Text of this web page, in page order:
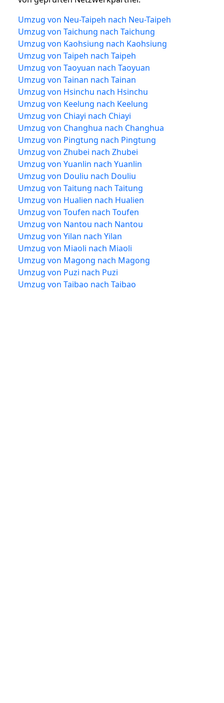
Umzug von Neu-Taipeh nach Neu-Taipeh
Umzug von Taichung nach Taichung
Umzug von Kaohsiung nach Kaohsiung
Umzug von Taipeh nach Taipeh
Umzug von Taoyuan nach Taoyuan
Umzug von Tainan nach Tainan
Umzug von Hsinchu nach Hsinchu
Umzug von Keelung nach Keelung
Umzug von Chiayi nach Chiayi
Umzug von Changhua nach Changhua
Umzug von Pingtung nach Pingtung
Umzug von Zhubei nach Zhubei
Umzug von Yuanlin nach Yuanlin
Umzug von Douliu nach Douliu
Umzug von Taitung nach Taitung
Umzug von Hualien nach Hualien
Umzug von Toufen nach Toufen
Umzug von Nantou nach Nantou
Umzug von Yilan nach Yilan
Umzug von Miaoli nach Miaoli
Umzug von Magong nach Magong
Umzug von Puzi nach Puzi
Umzug von Taibao nach Taibao